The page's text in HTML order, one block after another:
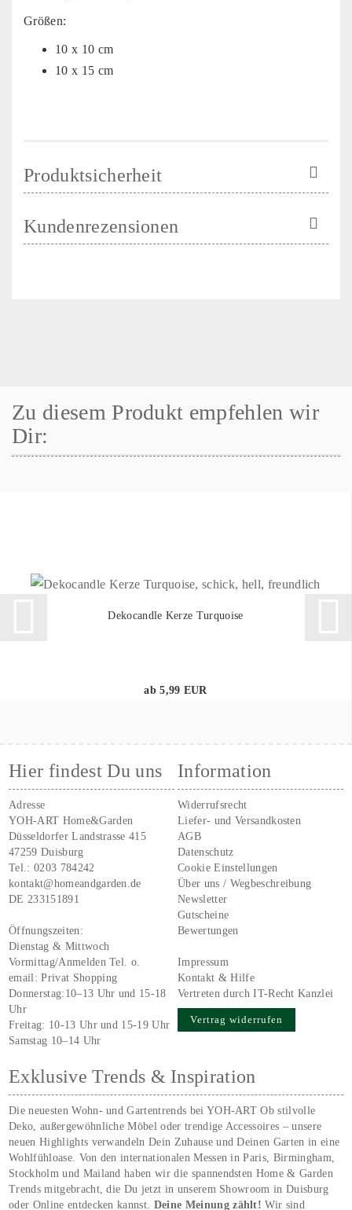
Größen:
10 x 10 cm
10 x 15 cm
Produktsicherheit
Kundenrezensionen
Zu diesem Produkt empfehlen wir
Dir:
Dekocandle Kerze Turquoise
ab 5,99 EUR
Hier findest Du uns
Adresse
YOH-ART Home&Garden
Düsseldorfer Landstrasse 415
47259 Duisburg
Tel.:0203 784242
kontakt@homeandgarden.de
DE 233151891
Öffnungszeiten:
Dienstag & Mittwoch
Vormittag/Anmelden Tel. o.
email:Privat Shopping
Donnerstag:10–13 Uhr und 15-18
Uhr
Freitag: 10-13 Uhr und 15-19 Uhr
Samstag 10–14 Uhr
Information
Widerrufsrecht
Liefer- und Versandkosten
AGB
Datenschutz
Cookie Einstellungen
Über uns / Wegbeschreibung
Newsletter
Gutscheine
Bewertungen
Impressum
Kontakt & Hilfe
Vertreten durch IT-Recht Kanzlei
Vertrag widerrufen
Exklusive Trends & Inspiration
Die neuesten Wohn- und Gartentrends bei YOH‑ART Ob stilvolle
Deko, außergewöhnliche Möbel oder trendige Accessoires – unsere
neuen Highlights verwandeln Dein Zuhause und Deinen Garten in eine
Wohlfühloase. Von den internationalen Messen in Paris, Birmingham,
Stockholm und Mailand haben wir die spannendsten Home & Garden
Trends mitgebracht, die Du jetzt in unserem Showroom in Duisburg
oder Online entdecken kannst. Deine Meinung zählt!Wir sind